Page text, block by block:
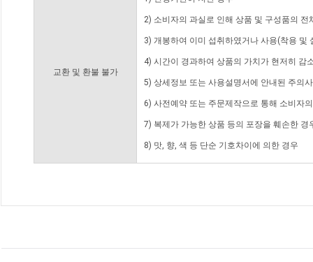
교환 및 환불 불가
2) 소비자의 과실로 인해 상품 및 구성품의
3) 개봉하여 이미 섭취하였거나 사용(착용 및
4) 시간이 경과하여 상품의 가치가 현저히 감
5) 상세정보 또는 사용설명서에 안내된 주의
6) 사전예약 또는 주문제작으로 통해 소비자
7) 복제가 가능한 상품 등의 포장을 훼손한 경
8) 맛, 향, 색 등 단순 기호차이에 의한 경우